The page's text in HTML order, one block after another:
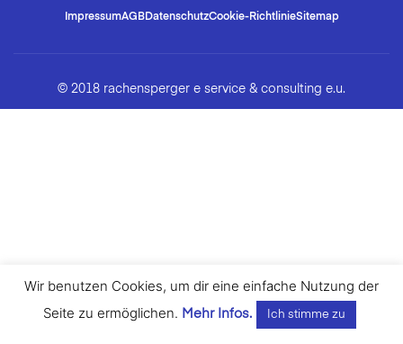
ImpressumAGBDatenschutzCookie-RichtlinieSitemap
© 2018 rachensperger e service & consulting e.u.
Wir benutzen Cookies, um dir eine einfache Nutzung der
Seite zu ermöglichen. Mehr Infos. Ich stimme zu